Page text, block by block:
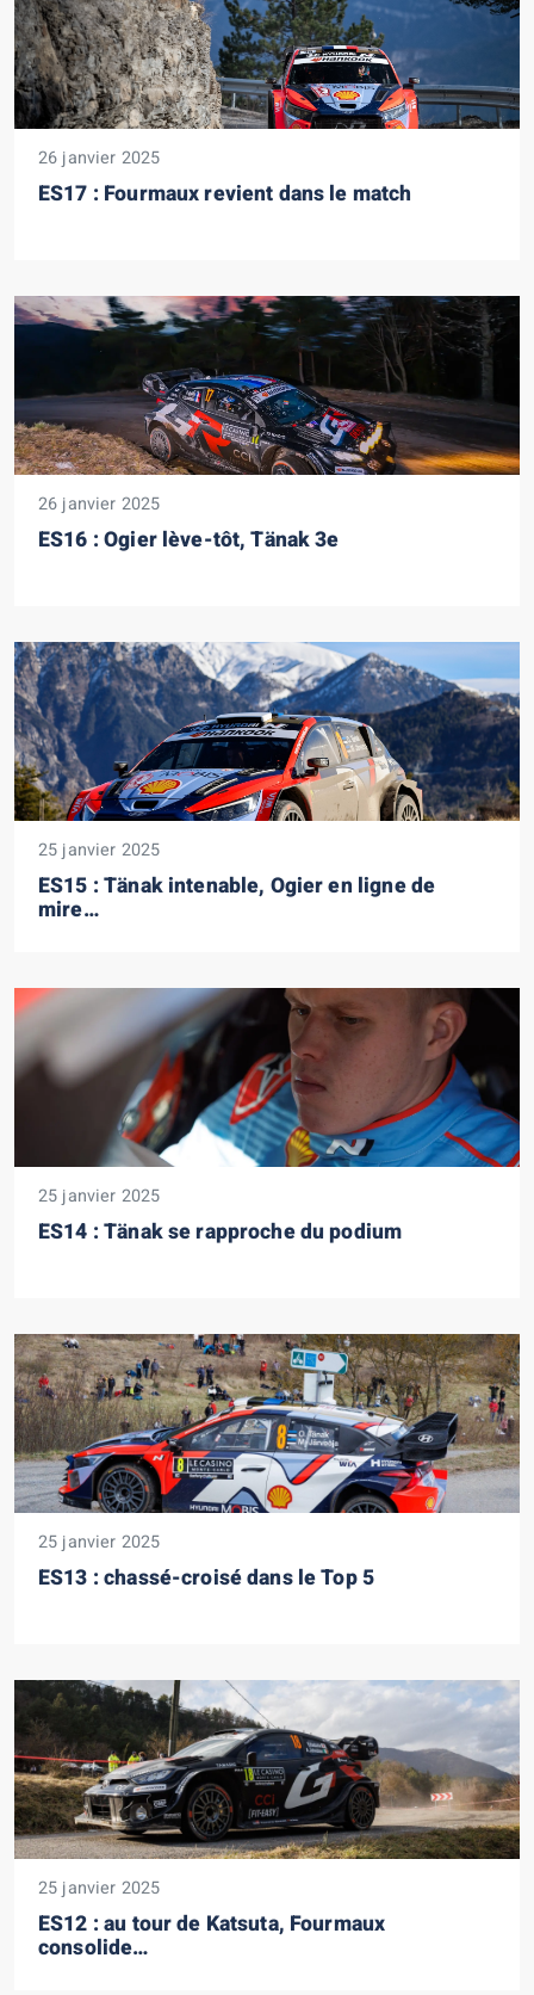
26 janvier 2025
ES17 : Fourmaux revient dans le match
26 janvier 2025
ES16 : Ogier lève-tôt, Tänak 3e
25 janvier 2025
ES15 : Tänak intenable, Ogier en ligne de
mire…
25 janvier 2025
ES14 : Tänak se rapproche du podium
25 janvier 2025
ES13 : chassé-croisé dans le Top 5
25 janvier 2025
ES12 : au tour de Katsuta, Fourmaux
consolide…